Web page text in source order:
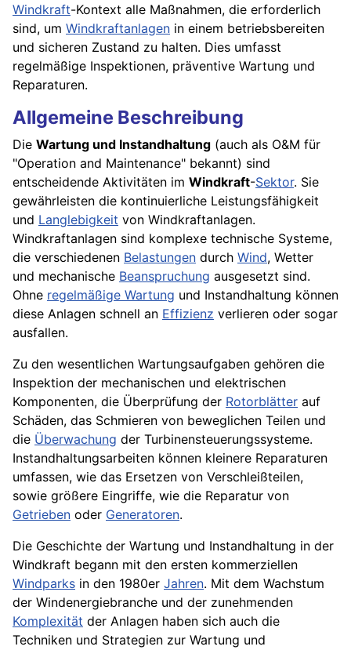
Windkraft-Kontext alle Maßnahmen, die erforderlich
sind, um Windkraftanlagen in einem betriebsbereiten
und sicheren Zustand zu halten. Dies umfasst
regelmäßige Inspektionen, präventive Wartung und
Reparaturen.
Allgemeine Beschreibung
Die Wartung und Instandhaltung (auch als O&M für
"Operation and Maintenance" bekannt) sind
entscheidende Aktivitäten im Windkraft-Sektor. Sie
gewährleisten die kontinuierliche Leistungsfähigkeit
und Langlebigkeit von Windkraftanlagen.
Windkraftanlagen sind komplexe technische Systeme,
die verschiedenen Belastungen durch Wind, Wetter
und mechanische Beanspruchung ausgesetzt sind.
Ohne regelmäßige Wartung und Instandhaltung können
diese Anlagen schnell an Effizienz verlieren oder sogar
ausfallen.
Zu den wesentlichen Wartungsaufgaben gehören die
Inspektion der mechanischen und elektrischen
Komponenten, die Überprüfung der Rotorblätter auf
Schäden, das Schmieren von beweglichen Teilen und
die Überwachung der Turbinensteuerungssysteme.
Instandhaltungsarbeiten können kleinere Reparaturen
umfassen, wie das Ersetzen von Verschleißteilen,
sowie größere Eingriffe, wie die Reparatur von
Getrieben oder Generatoren.
Die Geschichte der Wartung und Instandhaltung in der
Windkraft begann mit den ersten kommerziellen
Windparks in den 1980er Jahren. Mit dem Wachstum
der Windenergiebranche und der zunehmenden
Komplexität der Anlagen haben sich auch die
Techniken und Strategien zur Wartung und